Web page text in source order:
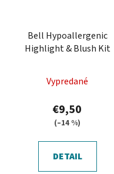
Bell Hypoallergenic
Highlight & Blush Kit
Vypredané
€9,50
(–14 %)
DETAIL